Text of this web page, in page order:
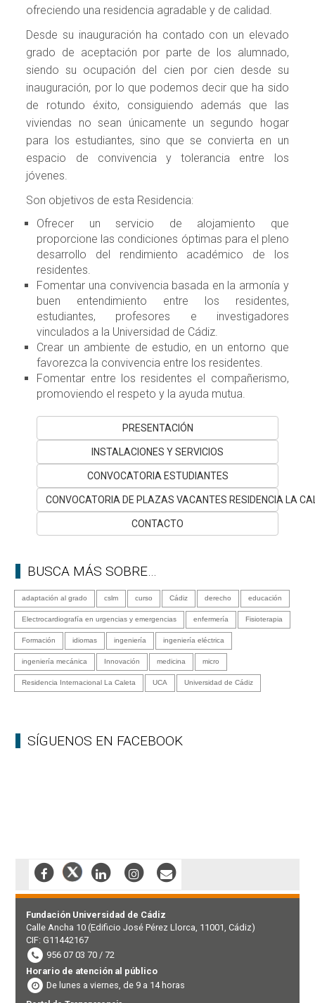
ofreciendo una residencia agradable y de calidad.
Desde su inauguración ha contado con un elevado
grado de aceptación por parte de los alumnado,
siendo su ocupación del cien por cien desde su
inauguración, por lo que podemos decir que ha sido
de rotundo éxito, consiguiendo además que las
viviendas no sean únicamente un segundo hogar
para los estudiantes, sino que se convierta en un
espacio de convivencia y tolerancia entre los
jóvenes.
Son objetivos de esta Residencia:
Ofrecer un servicio de alojamiento que
proporcione las condiciones óptimas para el pleno
desarrollo del rendimiento académico de los
residentes.
Fomentar una convivencia basada en la armonía y
buen entendimiento entre los residentes,
estudiantes, profesores e investigadores
vinculados a la Universidad de Cádiz.
Crear un ambiente de estudio, en un entorno que
favorezca la convivencia entre los residentes.
Fomentar entre los residentes el compañerismo,
promoviendo el respeto y la ayuda mutua.
PRESENTACIÓN
INSTALACIONES Y SERVICIOS
CONVOCATORIA ESTUDIANTES
CONVOCATORIA DE PLAZAS VACANTES RESIDENCIA LA
CONTACTO
BUSCA MÁS SOBRE…
adaptación al grado cslm curso Cádiz derecho educación
Electrocardiografía en urgencias y emergencias enfermería Fisioterapia
Formación idiomas ingeniería ingeniería eléctrica
ingeniería mecánica Innovación medicina micro
Residencia Internacional La Caleta UCA Universidad de Cádiz
SÍGUENOS EN FACEBOOK
Fundación Universidad de Cádiz
Calle Ancha 10 (Edificio José Pérez Llorca, 11001, Cádiz)
CIF: G11442167
956 07 03 70 / 72
Horario de atención al público
De lunes a viernes, de 9 a 14 horas